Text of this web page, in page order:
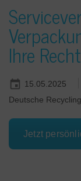
Ihre
15.05.2025
Deutsche
Jetzt